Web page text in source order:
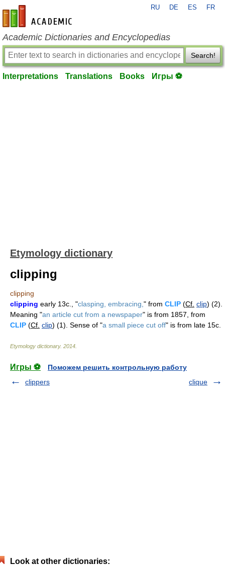
en-academic.com
RU DE ES FR
Academic Dictionaries and Encyclopedias
Search!
Interpretations Translations Books Игры ⚽
Etymology dictionary
clipping
clipping
clipping early 13c., "clasping, embracing, " from CLIP (Cf. clip) (2).
Meaning "an article cut from a newspaper" is from 1857, from
CLIP (Cf. clip) (1). Sense of "a small piece cut off" is from late 15c.
Etymology dictionary. 2014
Игры ⚽
Поможем решить контрольную работу
clippers
clique
Look at other dictionaries: